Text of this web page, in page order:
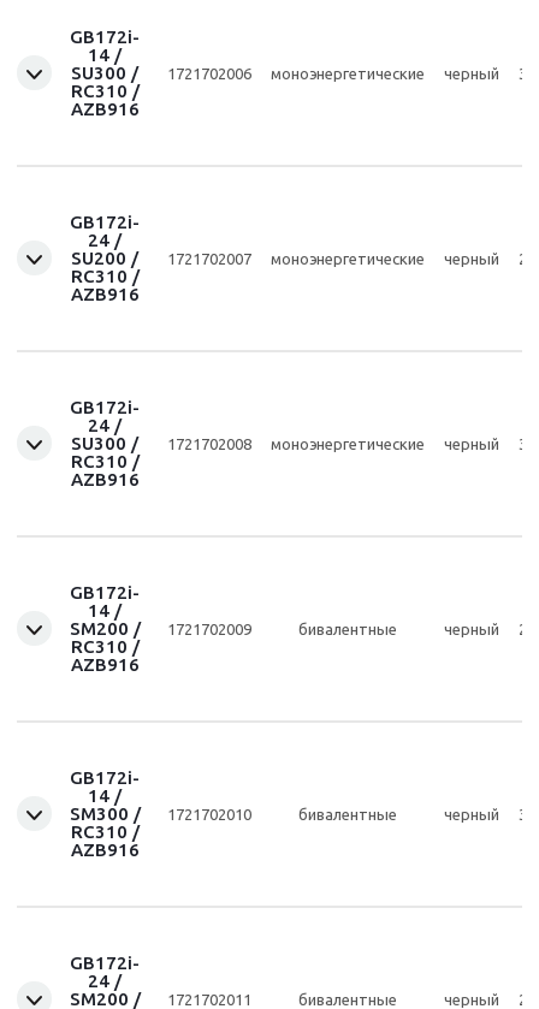
GB172i-
14 /
SU300 /
RC310 /
AZB916
1721702006 моноэнергетические черный
GB172i-
24 /
SU200 /
RC310 /
AZB916
1721702007 моноэнергетические черный
GB172i-
24 /
SU300 /
RC310 /
AZB916
1721702008 моноэнергетические черный
GB172i-
14 /
SM200 /
RC310 /
AZB916
1721702009 бивалентные черный
GB172i-
14 /
SM300 /
RC310 /
AZB916
1721702010 бивалентные черный
GB172i-
24 /
SM200 /
1721702011 бивалентные черный